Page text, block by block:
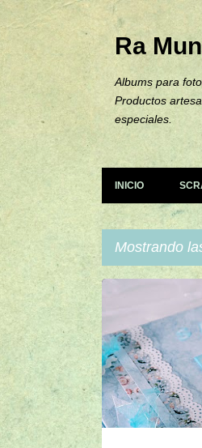
Ra
Albums para
Productos
especiales.
INICIO
Mostrando
n
t
r
a
d